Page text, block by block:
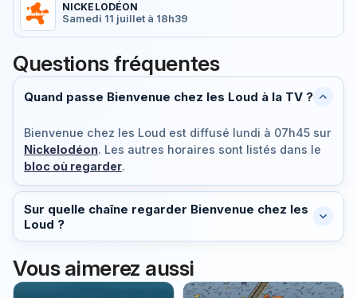
NICKELODÉON
Samedi 11 juillet à 18h39
Questions fréquentes
Quand passe Bienvenue chez les Loud à la TV ?
Bienvenue chez les Loud est diffusé lundi à 07h45 sur
Nickelodéon. Les autres horaires sont listés dans le
bloc où regarder.
Sur quelle chaîne regarder Bienvenue chez les
Loud ?
Vous aimerez aussi